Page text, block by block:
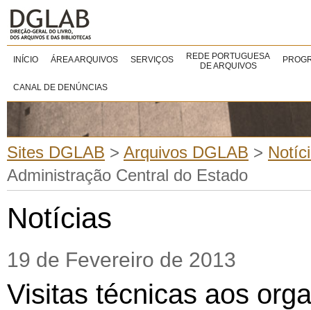
INÍCIO ÁREA ARQUIVOS SERVIÇOS
REDE PORTUGUESA
DE ARQUIVOS
CANAL DE DENÚNCIAS
Sites DGLAB > Arquivos DGLAB >
Administração Central do Estado
Notícias
19 de Fevereiro de 2013
Visitas técnicas aos